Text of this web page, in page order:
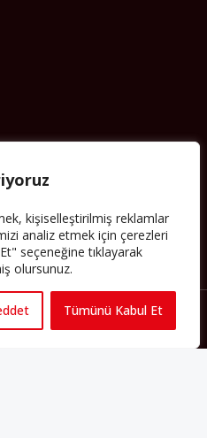
kişiselleştirilmiş reklamlar
analiz etmek için çerezleri
seçeneğine tıklayarak
olursunuz.
Tümünü Kabul Et
Yayınlanan haber, yazı ve
web sitesine aittir. İzin
iktibas edilemez. Ayrıca